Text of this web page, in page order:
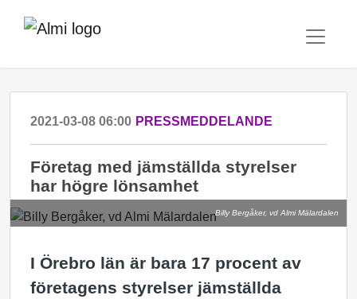
2021-03-08 06:00 PRESSMEDDELANDE
Företag med jämställda styrelser
har högre lönsamhet
Billy Bergåker, vd Almi Mälardalen
I Örebro län är bara 17 procent av
företagens styrelser jämställda